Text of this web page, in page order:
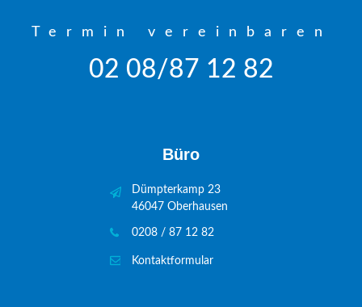
Termin vereinbaren
02 08/87 12 82
Büro
Dümpterkamp 23
46047 Oberhausen
0208 / 87 12 82
Kontaktformular